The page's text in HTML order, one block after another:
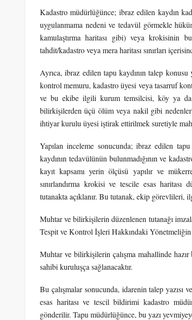
Kadastro müdürlüğünce; ibraz edilen kaydın
uygulanmama nedeni ve tedavül görmekle
kamulaştırma haritası gibi) veya krokisinin
tahdit/kadastro veya mera haritası sınırları
Ayrıca, ibraz edilen tapu kaydının talep
kontrol memuru, kadastro üyesi veya tasarruf
ve bu ekibe ilgili kurum temsilcisi, köy ya da
bilirkişilerden üçü ölüm veya nakil gibi
ihtiyar kurulu üyesi iştirak ettirilmek suretiyle
Yapılan inceleme sonucunda; ibraz edilen
kaydının tedavülünün bulunmadığının ve
kayıt kapsamı yerin ölçüsü yapılır ve
sınırlandırma krokisi ve tescile esas haritası
tutanakta açıklanır. Bu tutanak, ekip görevlileri,
Muhtar ve bilirkişilerin düzenlenen tutanağı
Tespit ve Kontrol İşleri Hakkındaki Yönetmeliğin
Muhtar ve bilirkişilerin çalışma mahallinde
sahibi kuruluşça sağlanacaktır.
Bu çalışmalar sonucunda, idarenin talep yazısı
esas haritası ve tescil bildirimi kadastro
gönderilir. Tapu müdürlüğünce, bu yazı